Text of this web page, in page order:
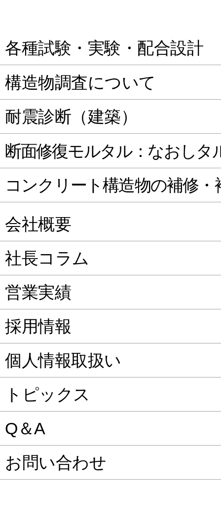
各種試験・実験・配合設計
構造物調査について
耐震診断（建築）
断面修復モルタル：なおしタ
コンクリート構造物の補修・
会社概要
社長コラム
営業実績
採用情報
個人情報取扱い
トピックス
Q＆A
お問い合わせ